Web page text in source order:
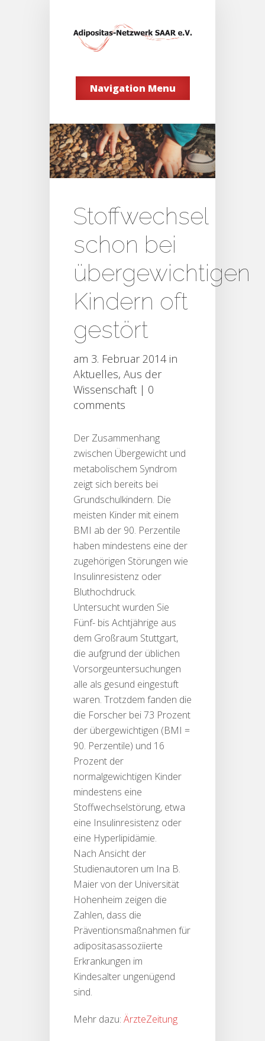
Navigation Menu
Stoffwechsel
schon bei
übergewichtigen
Kindern oft
gestört
am 3. Februar 2014 in
Aktuelles, Aus der
Wissenschaft | 0
comments
Der Zusammenhang
zwischen Übergewicht und
metabolischem Syndrom
zeigt sich bereits bei
Grundschulkindern. Die
meisten Kinder mit einem
BMI ab der 90. Perzentile
haben mindestens eine der
zugehörigen Störungen wie
Insulinresistenz oder
Bluthochdruck.
Untersucht wurden Sie
Fünf- bis Achtjährige aus
dem Großraum Stuttgart,
die aufgrund der üblichen
Vorsorgeuntersuchungen
alle als gesund eingestuft
waren. Trotzdem fanden die
die Forscher bei 73 Prozent
der übergewichtigen (BMI =
90. Perzentile) und 16
Prozent der
normalgewichtigen Kinder
mindestens eine
Stoffwechselstörung, etwa
eine Insulinresistenz oder
eine Hyperlipidämie.
Nach Ansicht der
Studienautoren um Ina B.
Maier von der Universität
Hohenheim zeigen die
Zahlen, dass die
Präventionsmaßnahmen für
adipositasassoziierte
Erkrankungen im
Kindesalter ungenügend
sind.
Mehr dazu: ÄrzteZeitung